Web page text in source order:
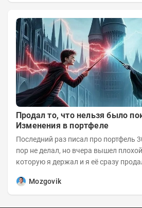
Продал то, что нельзя было
Изменения в портфеле
Последний раз писал про портфель 30 июня и сделок с тех
пор не делал, но вчера вышел
которую я держал и я её сразу продал.
Mozgovik